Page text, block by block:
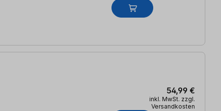
54,99 €
inkl. MwSt. zzgl.
Versandkosten